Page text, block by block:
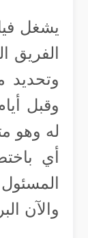
يشغل
الفريق
وتحديد
وقبل
له وهو
أي
والآن